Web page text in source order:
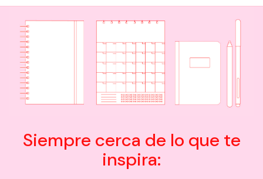
Siempre cerca de lo que te
inspira: